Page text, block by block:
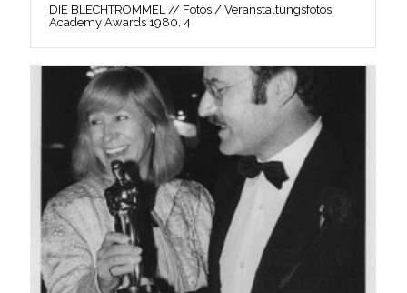
DIE BLECHTROMMEL // Fotos / Veranstaltungsfotos,
Academy Awards 1980, 4